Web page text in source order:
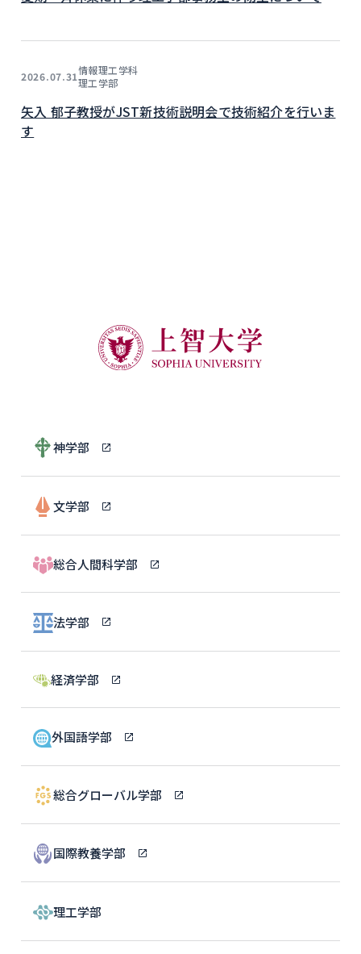
2026.07.31情報理工学科
理工学部
矢入 郁子教授がJST新技術説明会で技術紹介を行いま
す
神学部
文学部
総合人間科学部
法学部
経済学部
外国語学部
総合グローバル学部
国際教養学部
理工学部